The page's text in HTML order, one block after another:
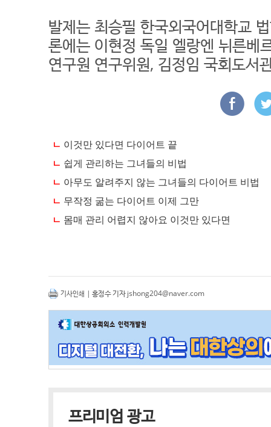
발제는 최승필 한국외국어대학교
론에는 이현정 독일 엘랑엔 뉘른베
연구원 연구위원, 김정임 국회도서
기사인쇄 | 홍정수 기자jshong204@naver.com
프리미엄 광고